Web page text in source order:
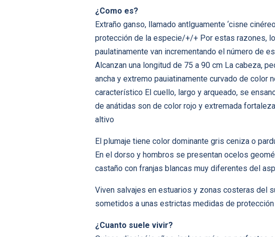
¿Como es?
Extraño ganso, llamado antlguamente ‘cisne
protección de la especie/+/+ Por estas razones,
paulatinamente van incrementando el número de
Alcanzan una longitud de 75 a 90 cm La cabeza,
ancha y extremo pauiatinamente curvado de color
característico El cuello, largo y arqueado, se
de anátidas son de color rojo y extremada
altivo
El plumaje tiene color dominante gris ceniza o
En el dorso y hombros se presentan ocelos
castaño con franjas blancas muy diferentes del
Viven salvajes en estuarios y zonas costeras del
sometidos a unas estrictas medidas de protección
¿Cuanto suele vivir?